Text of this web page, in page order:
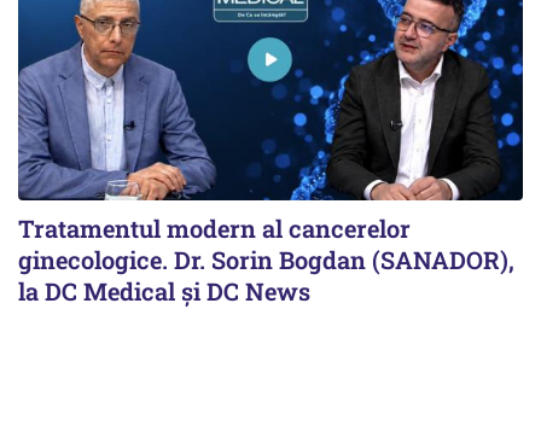
Tratamentul modern al cancerelor
ginecologice. Dr. Sorin Bogdan (SANADOR),
la DC Medical și DC News